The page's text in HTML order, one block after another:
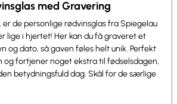
med Gravering
er de personlige rødvinsglas fra Spiegelau
lige i hjertet! Her kan du få graveret et
og dato, så gaven føles helt unik. Perfekt
og fortjener noget ekstra til fødselsdagen,
betydningsfuld dag. Skål for de særlige